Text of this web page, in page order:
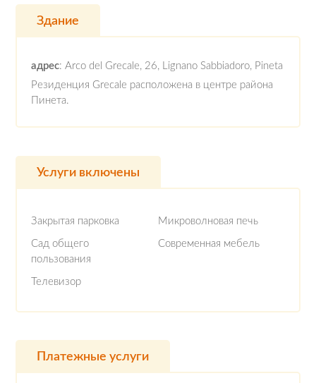
Здание
адрес: Arco del Grecale, 26, Lignano Sabbiadoro, Pineta
Резиденция Grecale расположена в центре района
Пинета.
Услуги включены
Закрытая парковка Микроволновая печь
Сад общего
пользования
Современная мебель
Телевизор
Платежные услуги